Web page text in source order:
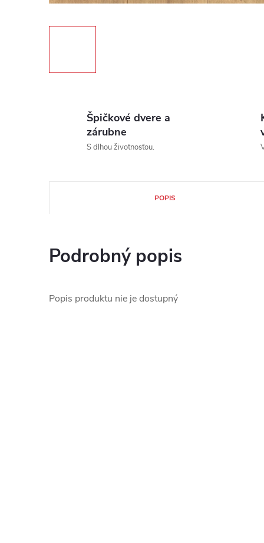
Špičkové dvere a
zárubne
S dlhou životnosťou.
POPIS
Podrobný popis
Popis produktu nie je dostupný